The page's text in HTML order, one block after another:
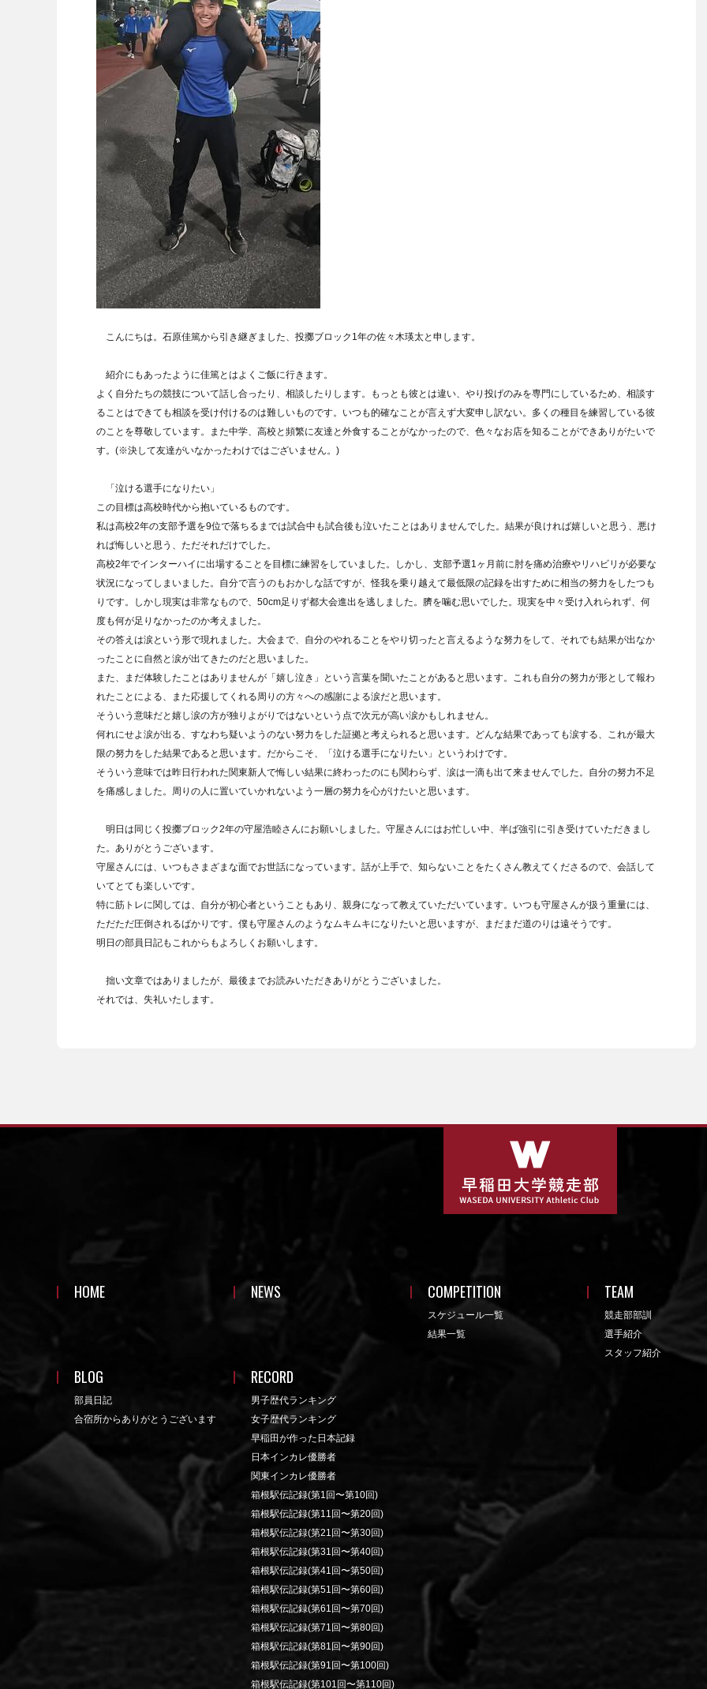
こんにちは。石原佳篤から引き継ぎました、投擲ブロック1年の佐々木瑛太と申します。
紹介にもあったように佳篤とはよくご飯に行きます。
よく自分たちの競技について話し合ったり、相談したりします。もっとも彼とは違い、やり投げのみを専門にしているため、相談す
ることはできても相談を受け付けるのは難しいものです。いつも的確なことが言えず大変申し訳ない。多くの種目を練習している彼
のことを尊敬しています。また中学、高校と頻繁に友達と外食することがなかったので、色々なお店を知ることができありがたいで
す。(※決して友達がいなかったわけではございません。)
「泣ける選手になりたい」
この目標は高校時代から抱いているものです。
私は高校2年の支部予選を9位で落ちるまでは試合中も試合後も泣いたことはありませんでした。結果が良ければ嬉しいと思う、悪け
れば悔しいと思う、ただそれだけでした。
高校2年でインターハイに出場することを目標に練習をしていました。しかし、支部予選1ヶ月前に肘を痛め治療やリハビリが必要な
状況になってしまいました。自分で言うのもおかしな話ですが、怪我を乗り越えて最低限の記録を出すために相当の努力をしたつも
りです。しかし現実は非常なもので、50cm足りず都大会進出を逃しました。臍を噛む思いでした。現実を中々受け入れられず、何
度も何が足りなかったのか考えました。
その答えは涙という形で現れました。大会まで、自分のやれることをやり切ったと言えるような努力をして、それでも結果が出なか
ったことに自然と涙が出てきたのだと思いました。
また、まだ体験したことはありませんが「嬉し泣き」という言葉を聞いたことがあると思います。これも自分の努力が形として報わ
れたことによる、また応援してくれる周りの方々への感謝による涙だと思います。
そういう意味だと嬉し涙の方が独りよがりではないという点で次元が高い涙かもしれません。
何れにせよ涙が出る、すなわち疑いようのない努力をした証拠と考えられると思います。どんな結果であっても涙する、これが最大
限の努力をした結果であると思います。だからこそ、「泣ける選手になりたい」というわけです。
そういう意味では昨日行われた関東新人で悔しい結果に終わったのにも関わらず、涙は一滴も出て来ませんでした。自分の努力不足
を痛感しました。周りの人に置いていかれないよう一層の努力を心がけたいと思います。
明日は同じく投擲ブロック2年の守屋浩睦さんにお願いしました。守屋さんにはお忙しい中、半ば強引に引き受けていただきまし
た。ありがとうございます。
守屋さんには、いつもさまざまな面でお世話になっています。話が上手で、知らないことをたくさん教えてくださるので、会話して
いてとても楽しいです。
特に筋トレに関しては、自分が初心者ということもあり、親身になって教えていただいています。いつも守屋さんが扱う重量には、
ただただ圧倒されるばかりです。僕も守屋さんのようなムキムキになりたいと思いますが、まだまだ道のりは遠そうです。
明日の部員日記もこれからもよろしくお願いします。
拙い文章ではありましたが、最後までお読みいただきありがとうございました。
それでは、失礼いたします。
HOME NEWS COMPETITION
スケジュール一覧
結果一覧
TEAM
競走部部訓
選手紹介
スタッフ紹介
BLOG
部員日記
合宿所からありがとうございます
RECORD
男子歴代ランキング
女子歴代ランキング
早稲田が作った日本記録
日本インカレ優勝者
関東インカレ優勝者
箱根駅伝記録(第1回〜第10回)
箱根駅伝記録(第11回〜第20回)
箱根駅伝記録(第21回〜第30回)
箱根駅伝記録(第31回〜第40回)
箱根駅伝記録(第41回〜第50回)
箱根駅伝記録(第51回〜第60回)
箱根駅伝記録(第61回〜第70回)
箱根駅伝記録(第71回〜第80回)
箱根駅伝記録(第81回〜第90回)
箱根駅伝記録(第91回〜第100回)
箱根駅伝記録(第101回〜第110回)